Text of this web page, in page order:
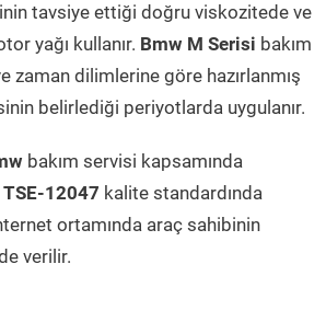
tavsiye ettiği doğru viskozitede ve
yağı kullanır. Bmw M Serisi bakım
zaman dilimlerine göre hazırlanmış
belirlediği periyotlarda uygulanır.
bakım servisi kapsamında
TSE-12047 kalite standardında
ortamında araç sahibinin
verilir.